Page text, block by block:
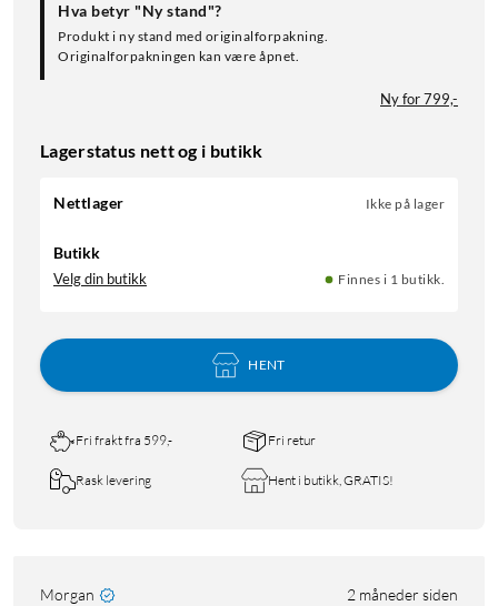
Hva betyr "Ny stand"?
Produkt i ny stand med originalforpakning.
Originalforpakningen kan være åpnet.
Ny for 799,-
Lagerstatus nett og i butikk
Nettlager Ikke på lager
Butikk
Velg din butikk Finnes i 1 butikk.
HENT
Fri frakt fra 599,- Fri retur
Rask levering Hent i butikk, GRATIS!
Morgan 2 måneder siden